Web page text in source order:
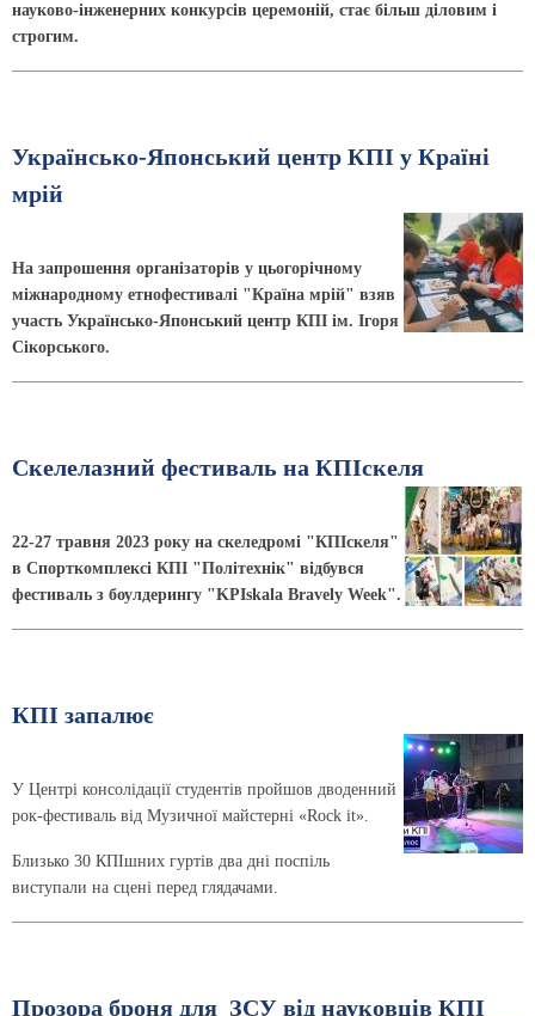
науково-інженерних конкурсів церемоній, стає більш діловим і
строгим.
Українсько-Японський центр КПІ у Країні
мрій
На запрошення організаторів у цьогорічному
міжнародному етнофестивалі "Країна мрій" взяв
участь Українсько-Японський центр КПІ ім. Ігоря
Сікорського.
Скелелазний фестиваль на КПІскеля
22-27 травня 2023 року на скеледромі "КПІскеля"
в Спорткомплексі КПІ "Політехнік" відбувся
фестиваль з боулдерингу "KPIskala Bravely Week".
КПІ запалює
У Центрі консолідації студентів пройшов дводенний
рок-фестиваль від Музичної майстерні «Rock it».
Близько 30 КПІшних гуртів два дні поспіль
виступали на сцені перед глядачами.
Прозора броня для ЗСУ від науковців КПІ